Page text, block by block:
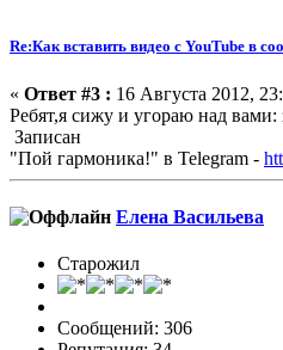
Re:Как вставить видео с YouTube в
« Ответ #3 : 16 Августа 2012,
Ребят,я сижу и угораю над
Записан
"Пой гармоника!" в Telegram -
Елена Васильева
Старожил
Сообщений: 306